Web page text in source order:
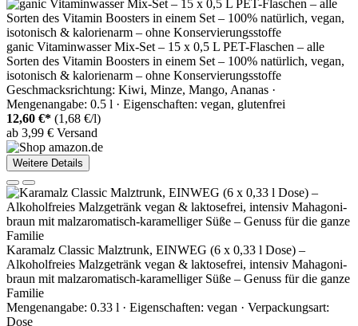
ganic Vitaminwasser Mix-Set – 15 x 0,5 L PET-Flaschen – alle
Sorten des Vitamin Boosters in einem Set – 100% natürlich, vegan,
isotonisch & kalorienarm – ohne Konservierungsstoffe
Geschmacksrichtung: Kiwi, Minze, Mango, Ananas ·
Mengenangabe: 0.5 l · Eigenschaften: vegan, glutenfrei
12,60 €* (1,68 €/l)
ab 3,99 € Versand
Weitere Details
Karamalz Classic Malztrunk, EINWEG (6 x 0,33 l Dose) –
Alkoholfreies Malzgetränk vegan & laktosefrei, intensiv Mahagoni-
braun mit malzaromatisch-karamelliger Süße – Genuss für die ganze
Familie
Mengenangabe: 0.33 l · Eigenschaften: vegan · Verpackungsart:
Dose